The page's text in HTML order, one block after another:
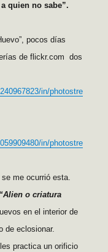
quien no sabe”.
pocos días
de flickr.com dos
in/photostre
in/photostre
me ocurrió esta.
“Alien o criatura
en el interior de
de eclosionar.
practica un orificio